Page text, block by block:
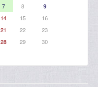
7 8
9
14 15
16
21 22
23
28 29
30